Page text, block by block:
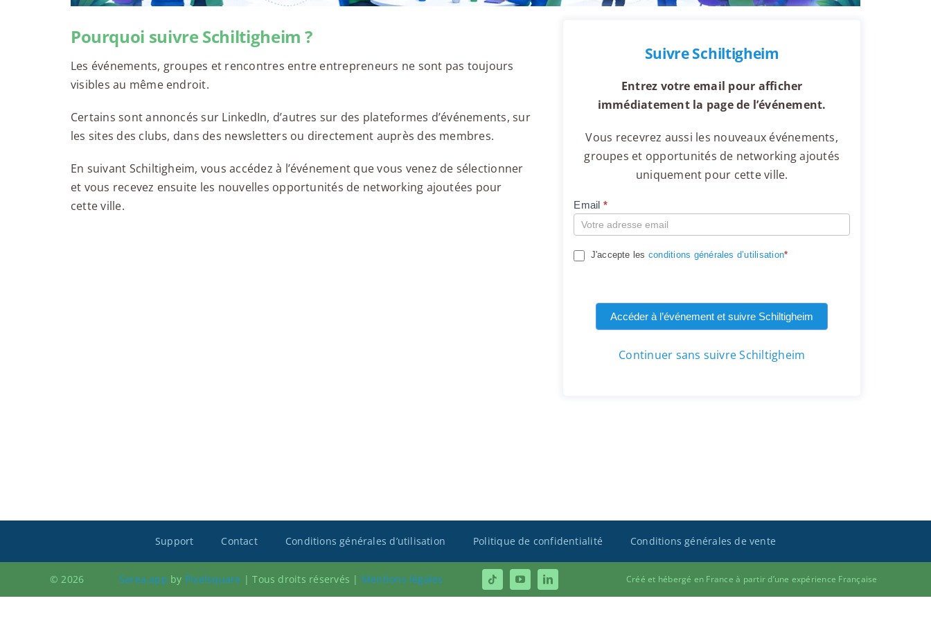
Pourquoi suivre Schiltigheim ?
Les événements, groupes et rencontres entre entrepreneurs ne sont pas toujours
visibles au même endroit.
Certains sont annoncés sur LinkedIn, d’autres sur des plateformes d’événements, sur
les sites des clubs, dans des newsletters ou directement auprès des membres.
En suivant Schiltigheim, vous accédez à l’événement que vous venez de sélectionner
et vous recevez ensuite les nouvelles opportunités de networking ajoutées pour
cette ville.
Suivre Schiltigheim
Entrez votre email pour afficher
immédiatement la page de l’événement.
Vous recevrez aussi les nouveaux événements,
groupes et opportunités de networking ajoutés
uniquement pour cette ville.
Compte
Email *
J'accepte les conditions générales d’utilisation*
Accéder à l’événement et suivre Schiltigheim
Continuer sans suivre Schiltigheim
Support Contact Conditions générales d’utilisation Politique de confidentialité Conditions générales de vente
© 2026 Sarea.app by Pixelsquare |Tous droits réservés | Mentions légales Créé et hébergé en France à partir d’une expérience Française